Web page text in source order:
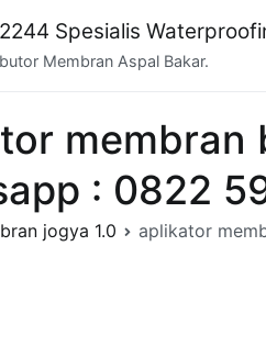
Spesialis
Membran Aspal Bakar.
membran
: 0822
jogya 1.0 aplikator